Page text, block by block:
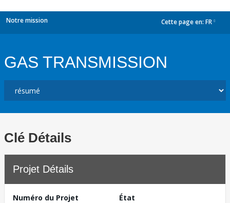
Notre mission Cette page en: FR
GAS TRANSMISSION
Clé Détails
Projet Détails
Numéro du Projet
État